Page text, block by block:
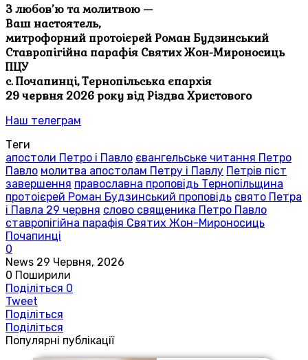
З любов’ю та молитвою —
Ваш настоятель,
митрофорний протоієрей Роман Будзинський
Ставропігійна парафія Святих Жон-Мироносиць
ПЦУ
с. Почапинці, Тернопільська єпархія
29 червня 2026 року від Різдва Христового
Наш телеграм
Теги
апостоли Петро і Павло євангельське читання Петро
Павло молитва апостолам Петру і Павлу Петрів піст
завершення православна проповідь Тернопільщина
протоієрей Роман Будзинський проповідь свято Петра
і Павла 29 червня слово священика Петро Павло
ставропігійна парафія Святих Жон-Мироносиць
Почапинці
0
News 29 Червня, 2026
0 Поширили
Поділіться 0
Tweet
Поділіться
Поділіться
Популярні публікації